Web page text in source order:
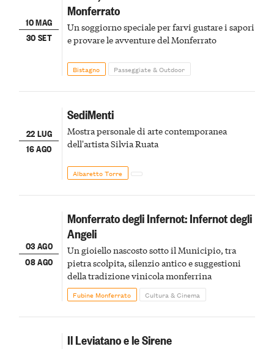
10 MAG
30 SET
Monferrato
Un soggiorno speciale per farvi gustare i sapori
e provare le avventure del Monferrato
Bistagno Passeggiate & Outdoor
22 LUG
16 AGO
SediMenti
Mostra personale di arte contemporanea
dell'artista Silvia Ruata
Albaretto Torre
03 AGO
08 AGO
Monferrato degli Infernot: Infernot degli
Angeli
Un gioiello nascosto sotto il Municipio, tra
pietra scolpita, silenzio antico e suggestioni
della tradizione vinicola monferrina
Fubine Monferrato Cultura & Cinema
Il Leviatano e le Sirene